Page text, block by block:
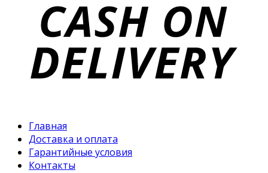
Главная
Доставка и оплата
Гарантийные условия
Контакты